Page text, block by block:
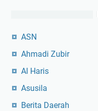
ASN
Ahmadi Zubir
Al Haris
Asusila
Berita Daerah